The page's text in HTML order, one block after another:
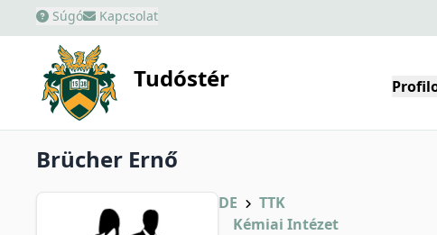
Súgó Kapcsolat
Tudóstér
Brücher Ernő
DE
TTK
Kémiai Intézet